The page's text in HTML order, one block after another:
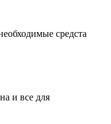
средста
и все для